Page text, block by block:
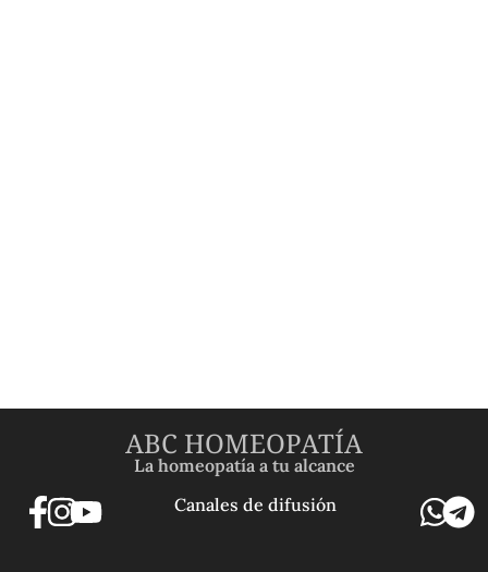
ABC HOMEOPATÍA
La homeopatía a tu alcance
Canales de difusión